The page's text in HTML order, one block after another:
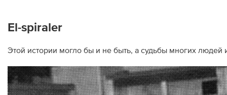
El-spiraler
Этой истории могло бы и не быть, а судьбы многих